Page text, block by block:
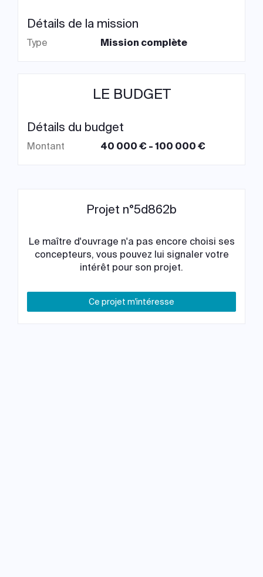
Détails de la mission
Type Mission complète
LE BUDGET
Détails du budget
Montant 40 000 € - 100 000 €
Projet n°5d862b
Le maître d'ouvrage n'a pas encore choisi ses
concepteurs, vous pouvez lui signaler votre
intérêt pour son projet.
Ce projet m'intéresse